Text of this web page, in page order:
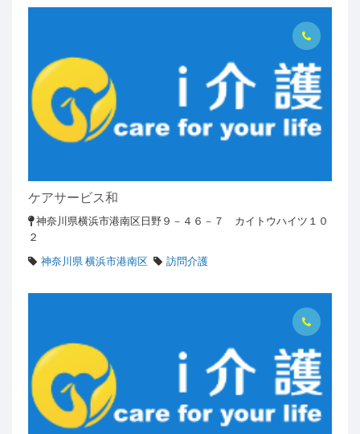
ケアサービス和
神奈川県横浜市港南区日野９－４６－７ カイトウハイツ１０
２
神奈川県 横浜市港南区
訪問介護